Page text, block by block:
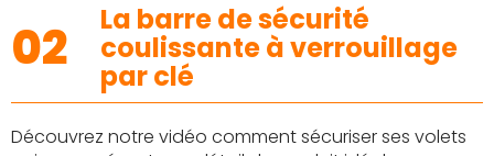
02 La barre de sécurité
coulissante à verrouillage
par clé
Découvrez notre vidéo comment sécuriser ses volets